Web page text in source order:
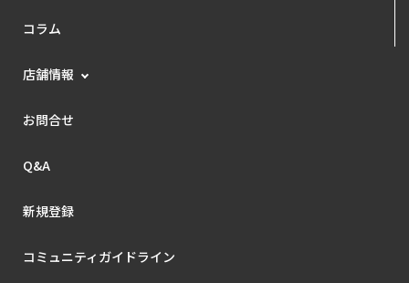
コラム
店舗情報
お問合せ
Q&A
新規登録
コミュニティガイドライン